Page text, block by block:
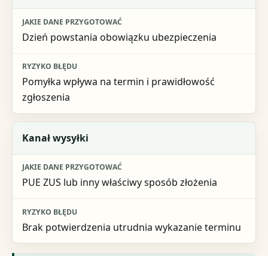
Dzień powstania obowiązku ubezpieczenia
Pomyłka wpływa na termin i prawidłowość
zgłoszenia
Kanał wysyłki
PUE ZUS lub inny właściwy sposób złożenia
Brak potwierdzenia utrudnia wykazanie terminu